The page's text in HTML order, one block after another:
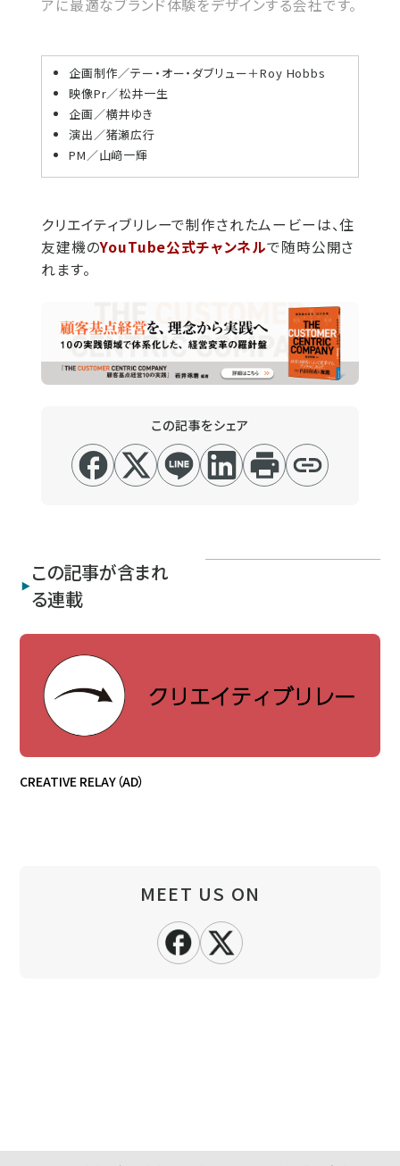
アに最適なブランド体験をデザインする会社です。
企画制作／テー・オー・ダブリュー＋Roy Hobbs
映像Pr／松井一生
企画／横井ゆき
演出／猪瀬広行
PM／山﨑一輝
クリエイティブリレーで制作されたムービーは、住
友建機のYouTube公式チャンネルで随時公開さ
れます。
この記事をシェア
この記事が含まれ
る連載
CREATIVE RELAY（AD）
MEET US ON